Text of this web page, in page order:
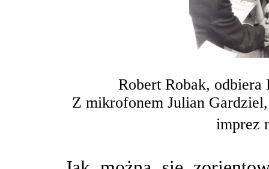
Robert Robak,
Z mikrofonem Julian
imprez